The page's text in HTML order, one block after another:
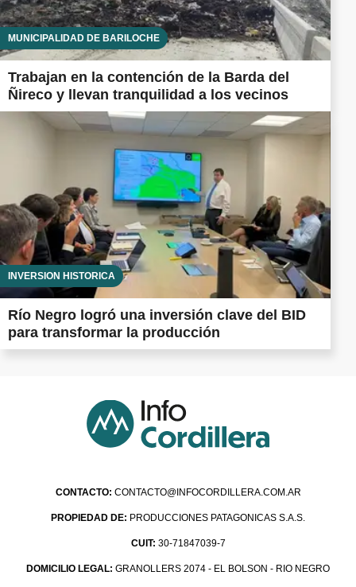
MUNICIPALIDAD DE BARILOCHE
Trabajan en la contención de la Barda del
Ñireco y llevan tranquilidad a los vecinos
INVERSIÓN HISTÓRICA
Río Negro logró una inversión clave del BID
para transformar la producción
CONTACTO: CONTACTO@INFOCORDILLERA.COM.AR
PROPIEDAD DE: PRODUCCIONES PATAGONICAS S.A.S.
CUIT: 30-71847039-7
DOMICILIO LEGAL: GRANOLLERS 2074 - EL BOLSON - RIO NEGRO